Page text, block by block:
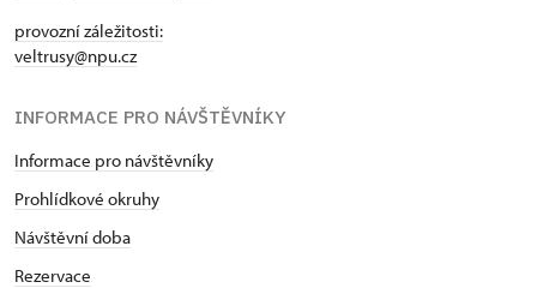
provozní záležitosti:
veltrusy@npu.cz
INFORMACE PRO NÁVŠTĚVNÍKY
Informace pro návštěvníky
Prohlídkové okruhy
Návštěvní doba
Rezervace